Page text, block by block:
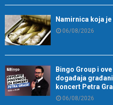
Namirnica koja
06/08/2026
Bingo Group i
događaja
koncert Petra
06/08/2026